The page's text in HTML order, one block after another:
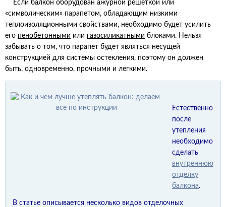
Если балкон оборудован ажурной решеткой или
«символическим» парапетом, обладающим низкими
теплоизоляционными свойствами, необходимо будет усилить
его пенобетонными или газосиликатными блоками. Нельзя
забывать о том, что парапет будет являться несущей
конструкцией для системы остекления, поэтому он должен
быть, одновременно, прочными и легкими.
Естественно
после
утепления
необходимо
сделать
внутреннюю
отделку
балкона.
В статье описывается несколько видов отделочных